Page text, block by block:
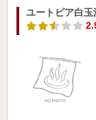
ユートピア白玉